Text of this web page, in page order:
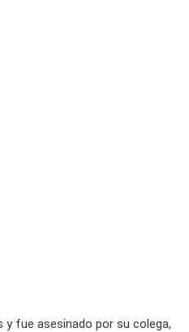
y fue asesinado por su colega,